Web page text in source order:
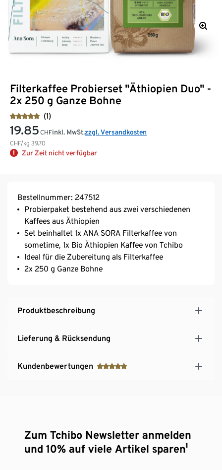
Filterkaffee Probierset "Äthiopien Duo" -
2x 250 g Ganze Bohne
(1)
19.85 CHF
CHF/kg 39.70
inkl. MwSt.zzgl. Versandkosten
Zur Zeit nicht verfügbar
Bestellnummer: 247512
Probierpaket bestehend aus zwei verschiedenen
Kaffees aus Äthiopien
Set beinhaltet 1x ANA SORA Filterkaffee von
sometime, 1x Bio Äthiopien Kaffee von Tchibo
Ideal für die Zubereitung als Filterkaffee
2x 250 g Ganze Bohne
Produktbeschreibung
Lieferung & Rücksendung
Kundenbewertungen
Zum Tchibo Newsletter anmelden
und 10% auf viele Artikel sparen¹